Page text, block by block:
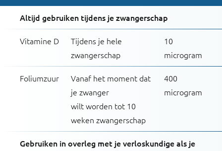
De Referentie-inname (RI) is een Europese waarde. Het
geeft aan hoeveel vitamines en mineralen je gemiddeld
op een dag nodig hebt. De RI kan afwijken van de
Nederlandse aanbevolen dagelijkse hoeveelheden
(ADH). Voor zwangeren gelden voor sommige vitamines
hoger liggen dan 100%. Dat is dan dus goed.
Altijd gebruiken tijdens je zwangerschap
Vitamine D
Tijdens je hele
zwangerschap
10
microgram
Foliumzuur
Vanaf het moment dat
je zwanger
wilt worden tot 10
weken zwangerschap
400
microgram
Gebruiken in overleg met je verloskundige als je